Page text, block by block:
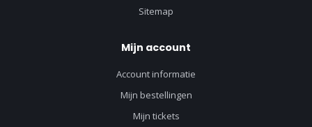
Sitemap
Mijn account
Account informatie
Mijn bestellingen
Mijn tickets